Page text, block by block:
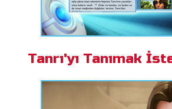
Tanrı'yı Tanımak